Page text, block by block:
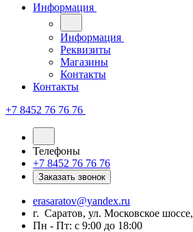
Информация
Информация
Реквизиты
Магазины
Контакты
Контакты
+7 8452 76 76 76
Телефоны
+7 8452 76 76 76
Заказать звонок
erasaratov@yandex.ru
г. Саратов, ул. Московское
Пн - Пт: с 9:00 до 18:00